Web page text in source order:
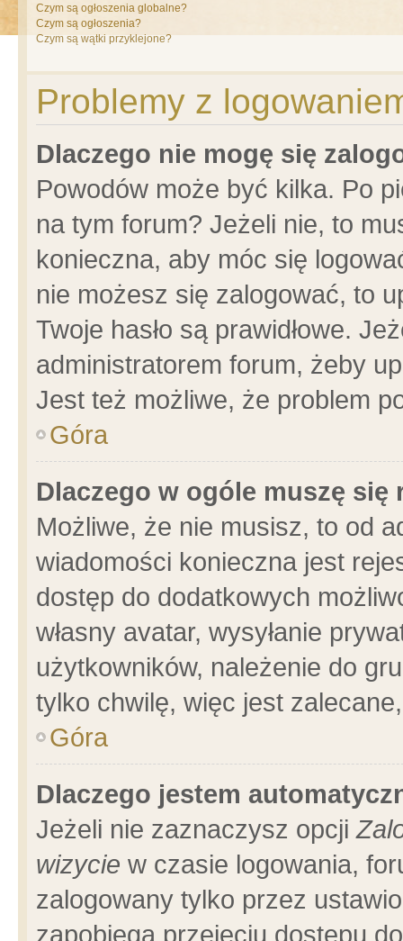
Czym są ogłoszenia globalne?
Czym są ogłoszenia?
Czym są wątki przyklejone?
Problemy z
Dlaczego nie mogę się
Powodów może być kilka. Po
na tym forum? Jeżeli nie, to
konieczna, aby móc się
nie możesz się zalogować, to
Twoje hasło są prawidłowe.
administratorem forum, żeby
Jest też możliwe, że problem
Góra
Dlaczego w ogóle muszę się
Możliwe, że nie musisz, to od
wiadomości konieczna jest
dostęp do dodatkowych
własny avatar, wysyłanie
użytkowników, należenie do
tylko chwilę, więc jest
Góra
Dlaczego jestem
Jeżeli nie zaznaczysz opcji
wizycie w czasie logowania,
zalogowany tylko przez
zapobiega przejęciu dostępu